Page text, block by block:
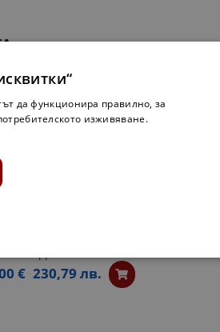
€ 230,79 лв.
да функционира правилно, за
изживяване.